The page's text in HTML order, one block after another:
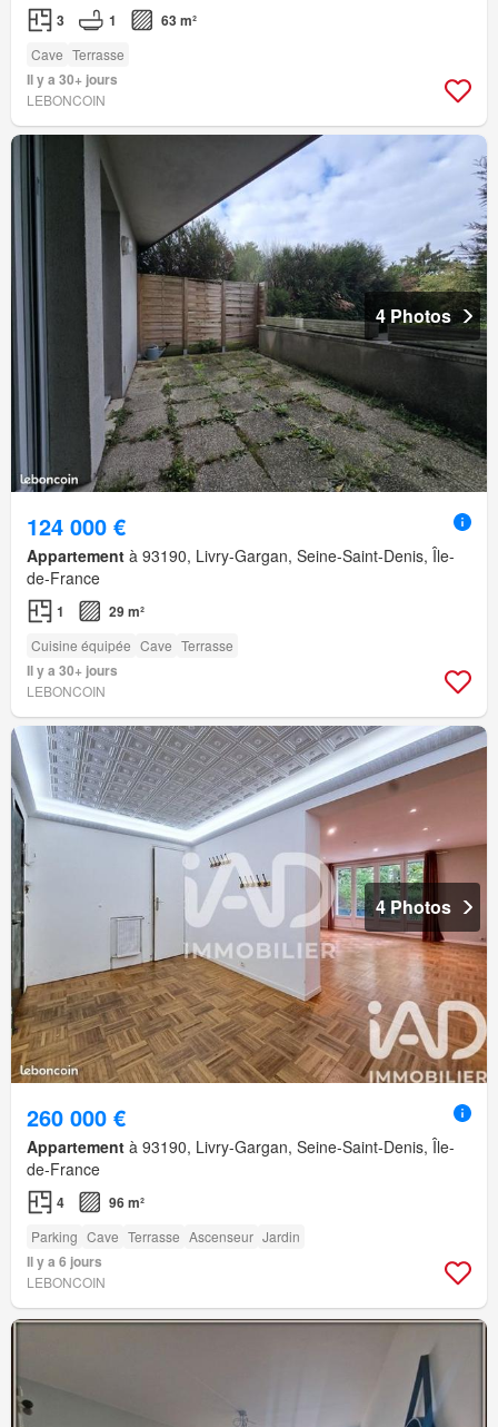
3 1 63 m²
Cave Terrasse
Il y a 30+ jours
LEBONCOIN
4 Photos
124 000 €
Appartement à 93190, Livry-Gargan, Seine-Saint-Denis, Île-
de-France
1 29 m²
Cuisine équipée Cave Terrasse
Il y a 30+ jours
LEBONCOIN
4 Photos
260 000 €
Appartement à 93190, Livry-Gargan, Seine-Saint-Denis, Île-
de-France
4 96 m²
Parking Cave Terrasse Ascenseur Jardin
Il y a 6 jours
LEBONCOIN